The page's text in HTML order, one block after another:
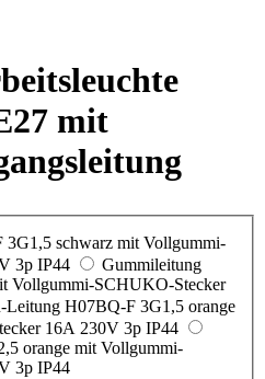
mit
schwarz mit Vollgummi-
3p IP44
Gummileitung
Vollgummi-SCHUKO-Stecker
Leitung H07BQ-F 3G1,5 orange
16A 230V 3p IP44
orange mit Vollgummi-
3p IP44